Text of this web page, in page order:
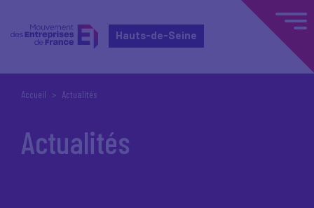
Hauts-de-Seine
Accueil Actualités
Actualités